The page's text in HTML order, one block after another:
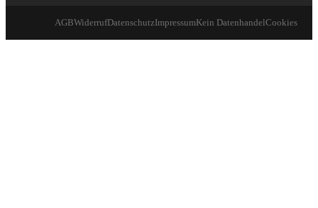
AGBWiderrufDatenschutzImpressumKein DatenhandelCookies